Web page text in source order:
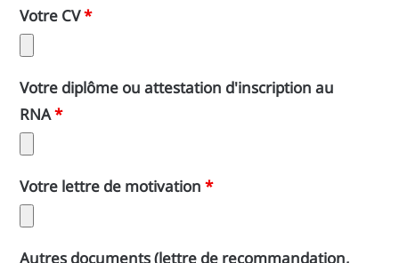
souhaiteriez-
vous
enseigner
?
Votre CV*
Votre diplôme ou attestation d'inscription au
RNA*
Votre lettre de motivation*
Autres documents (lettre de recommandation,